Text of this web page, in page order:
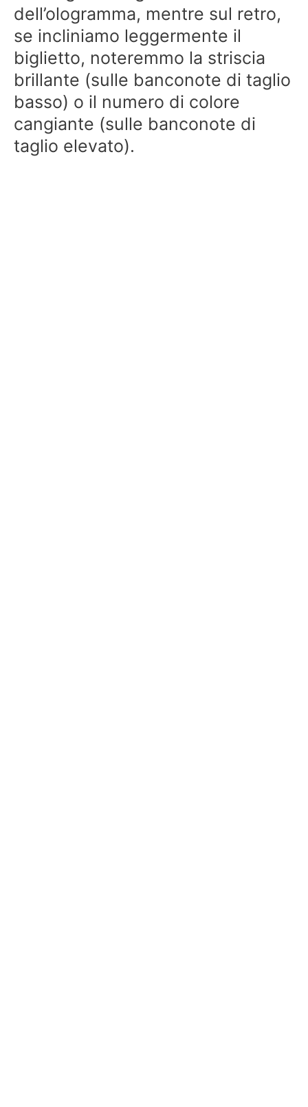
dell’ologramma, mentre sul retro,
se incliniamo leggermente il
biglietto, noteremmo la striscia
brillante (sulle banconote di taglio
basso) o il numero di colore
cangiante (sulle banconote di
taglio elevato).